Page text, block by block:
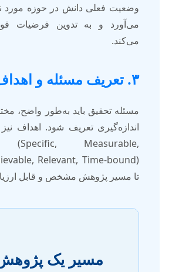
فعلی دانش در حوزه مورد نظر فراهم
و به تدوین فرضیات قوی‌تر کمک
تحقیق باید به‌طور واضح، مختصر و قابل
تعریف شود. اهداف نیز می‌بایست
SMART (Specific,
Achievable, Relevant, Time-bound) باشند
مسیر پژوهش مشخص و قابل ارزیابی گردد.
مسیر یک پژوهش